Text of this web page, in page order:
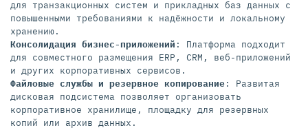
для транзакционных систем и прикладных баз данных с
повышенными требованиями к надёжности и локальному
хранению.
Консолидация бизнес-приложений : Платформа подходит
для совместного размещения ERP, CRM, веб-приложений
и других корпоративных сервисов.
Файловые службы и резервное копирование: Развитая
дисковая подсистема позволяет организовать
корпоративное хранилище, площадку для резервных
копий или архив данных.